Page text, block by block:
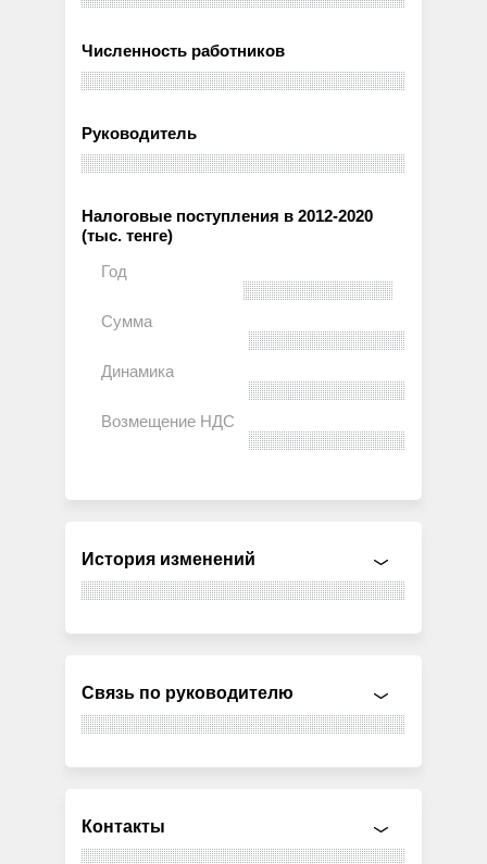
Численность работников
Руководитель
Налоговые поступления в 2012-2020
(тыс. тенге)
История изменений
Связь по руководителю
Контакты